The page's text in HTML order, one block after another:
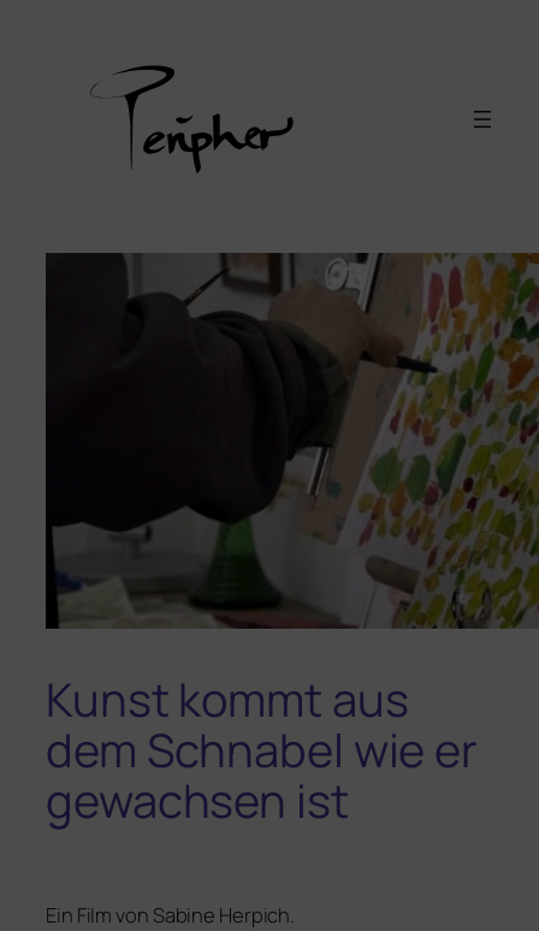
Kunst kommt aus
dem Schnabel wie er
gewachsen ist
Ein Film von Sabine Herpich.